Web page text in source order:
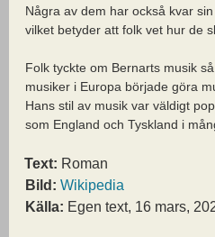
Några av dem har också kvar
vilket betyder att folk vet hur de
Folk tyckte om Bernarts musik
musiker i Europa började göra
Hans stil av musik var väldigt
som England och Tyskland i
Text: Roman
Bild: Wikipedia
Källa: Egen text, 16 mars,